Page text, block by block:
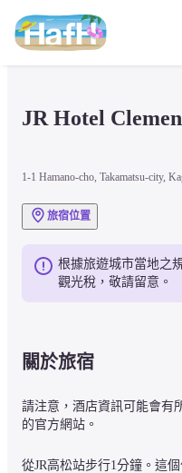
JR Hotel
1-1 Hamano-cho, Takamatsu-city,
旅宿位置
根據旅遊城市當地之
觀光稅，敬請留意。
關於旅宿
請注意，酒店資訊可能會有
的官方網站。
從JR高松站步行1分鐘。這